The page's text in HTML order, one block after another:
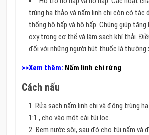
trùng hạ thảo và nấm linh chi còn có tác
thống hô hấp và hô hấp. Chúng giúp
oxy trong cơ thể và làm sạch khí thải.
đối với những người hút thuốc lá thường
>>Xem thêm: Nấm linh chi rừng
Cách nấu
Rửa sạch nấm linh chi và đông trùng
1:1 , cho vào một cái túi lọc.
Đem nước sôi, sau đó cho túi nấm và